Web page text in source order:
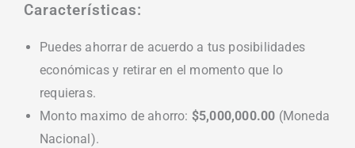
Características:
Puedes ahorrar de acuerdo a tus posibilidades
económicas y retirar en el momento que lo
requieras.
Monto maximo de ahorro: $5,000,000.00 (Moneda
Nacional).